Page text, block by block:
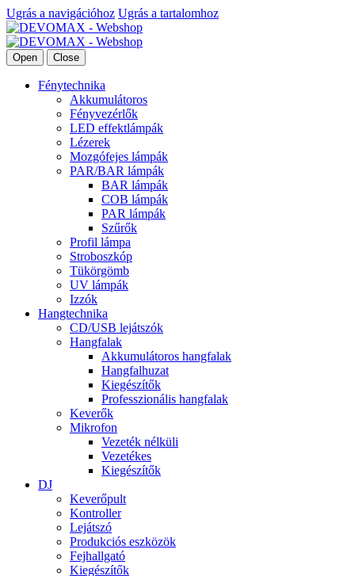
Ugrás a navigációhoz Ugrás a tartalomhoz
Open Close
Fénytechnika
Akkumulátoros
Fényvezérlők
LED effektlámpák
Lézerek
Mozgófejes lámpák
PAR/BAR lámpák
BAR lámpák
COB lámpák
PAR lámpák
Szűrők
Profil lámpa
Stroboszkóp
Tükörgömb
UV lámpák
Izzók
Hangtechnika
CD/USB lejátszók
Hangfalak
Akkumulátoros hangfalak
Hangfalhuzat
Kiegészítők
Professzionális hangfalak
Keverők
Mikrofon
Vezeték nélküli
Vezetékes
Kiegészítők
DJ
Keverőpult
Kontroller
Lejátszó
Produkciós eszközök
Fejhallgató
Kiegészítők